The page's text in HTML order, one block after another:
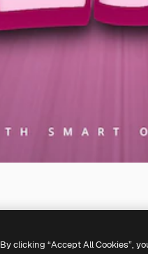
By clicking “Accept All Cookies”,